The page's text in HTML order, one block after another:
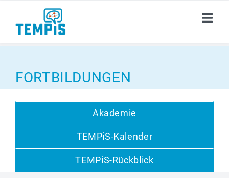
PUBLIKATIONEN
FORTBILDUNGEN
Akademie
TEMPiS-Kalender
TEMPiS-Rückblick